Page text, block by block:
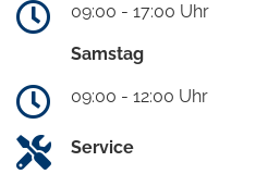
09:00 - 17:00 Uhr
Samstag
09:00 - 12:00 Uhr
Service